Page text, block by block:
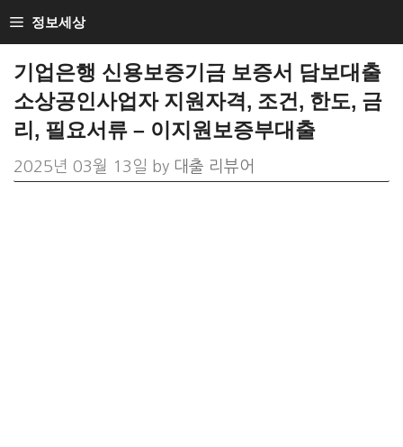
Skip
to
content
정보세상
기업은행 신용보증기금 보증서 담보대출
소상공인사업자 지원자격, 조건, 한도, 금
리, 필요서류 – 이지원보증부대출
2025년 03월 13일 by 대출 리뷰어